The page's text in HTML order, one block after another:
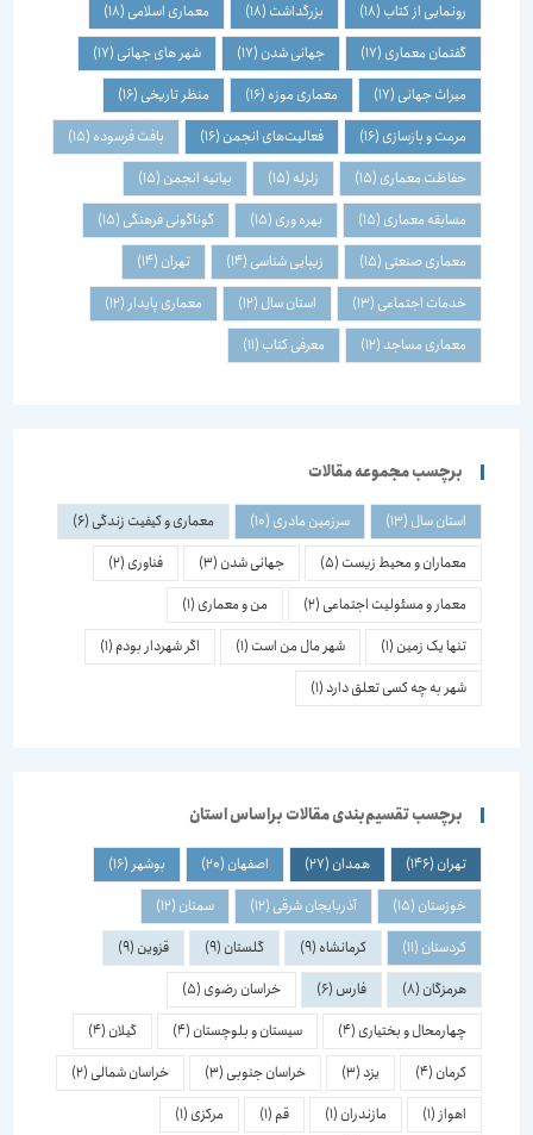
رونمایی از کتاب(18) بزرگداشت(18) معماری اسلامی(18)
گفتمان معماری(17) جهانی شدن(17) شهر های جهانی(17)
میراث جهانی(17) معماری موزه(16) منظر تاریخی(16)
مرمت و بازسازی(16) فعالیت‌های انجمن(16) بافت فرسوده(15)
حفاظت معماری(15) زلزله(15) بیانیه انجمن(15)
مسابقه معماری(15) بهره وری(15) گوناگونی فرهنگی(15)
معماری صنعتی(15) زیبایی شناسی(14) تهران(14)
خدمات اجتماعی(13) استان سال(12) معماری پایدار(12)
معماری مساجد(12) معرفی کتاب(11)
برچسب مجموعه مقالات
استان سال(13) سرزمین مادری(10) معماری و کیفیت زندگی(6)
معماران و محیط زیست(5) جهانی شدن(3) فناوری(2)
معمار و مسئولیت اجتماعی(2) من و معماری(1)
تنها یک زمین(1) شهر مال من است(1) اگر شهردار بودم(1)
شهر به چه کسی تعلق دارد(1)
برچسب تقسیم‌بندی مقالات براساس استان
تهران(146) همدان(27) اصفهان(20) بوشهر(16)
خوزستان(15) آذربایجان شرقی(12) سمنان(12)
کردستان(11) کرمانشاه(9) گلستان(9) قزوین(9)
هرمزگان(8) فارس(6) خراسان رضوی(5)
چهارمحال و بختیاری(4) سیستان و بلوچستان(4) گیلان(4)
کرمان(4)
(3) خراسان جنوبی(3) خراسان شمالی(2)
اهواز(1) مازندران(1)
(1) مرکزی(1)